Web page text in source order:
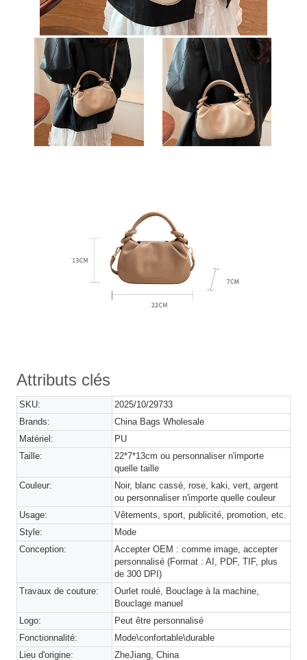
Attributs clés
SKU:
2025/10/29733
Brands:
China Bags Wholesale
Matériel:
PU
Taille:
22*7*13cm ou personnaliser n'importe
quelle taille
Couleur:
Noir, blanc cassé, rose, kaki, vert, argent
ou personnaliser n'importe quelle couleur
Usage:
Vêtements, sport, publicité, promotion, etc.
Style:
Mode
Conception:
Accepter OEM : comme image, accepter
personnalisé (Format : AI, PDF, TIF, plus
de 300 DPI)
Travaux de couture:
Ourlet roulé, Bouclage à la machine,
Bouclage manuel
Logo:
Peut être personnalisé
Fonctionnalité:
Mode\confortable\durable
Lieu d'origine:
ZheJiang, China